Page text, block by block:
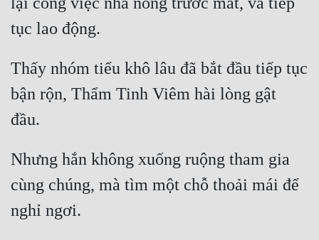
Thấy nhóm tiểu khô lâu đã bắt đầu tiếp tục
bận rộn, Thẩm Tinh Viêm hài lòng gật
Nhưng hắn không xuống ruộng tham gia
cùng chúng, mà tìm một chỗ thoải mái để